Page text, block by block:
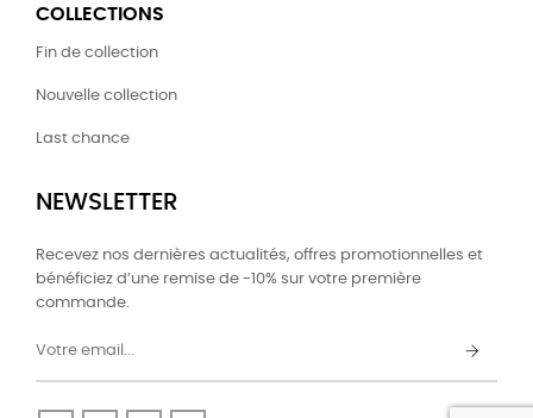
COLLECTIONS
Fin de collection
Nouvelle collection
Last chance
NEWSLETTER
Recevez nos dernières actualités, offres promotionnelles et
bénéficiez d’une remise de -10% sur votre première
commande.